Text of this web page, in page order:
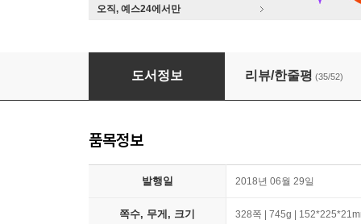
오직, 예스24에서만
대한민국 아파트 부의 지도
도서정보 리뷰/한줄평 (35/52)
품목정보
발행일 2018년 06월 29일
쪽수, 무게, 크기 328쪽 | 745g |